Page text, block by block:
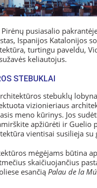
pusiasalio
Ispanijos Katalonijos
turtingu paveldu,
keliautojus.
STEBUKLAI
stebuklų
vizionieriaus
meno kūrinys. Jos
apžiūrėti ir Guelio
vientisai susilieja su
mėgėjams būtina
skaičiuojančius
esančią Palau de la